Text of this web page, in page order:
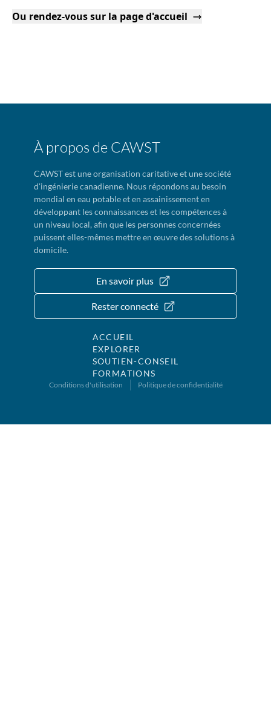
Ou rendez-vous sur la page d'accueil
À propos de CAWST
CAWST est une organisation caritative et une société
d'ingénierie canadienne. Nous répondons au besoin
mondial en eau potable et en assainissement en
développant les connaissances et les compétences à
un niveau local, afin que les personnes concernées
puissent elles-mêmes mettre en œuvre des solutions à
domicile.
En savoir plus
Rester connecté
ACCUEIL
EXPLORER
SOUTIEN-CONSEIL
FORMATIONS
Conditions d'utilisation Politique de confidentialité